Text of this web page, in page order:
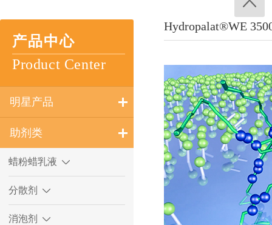
产品中心
Product Center
明星产品
助剂类
蜡粉蜡乳液
分散剂
消泡剂
Hydropalat®WE